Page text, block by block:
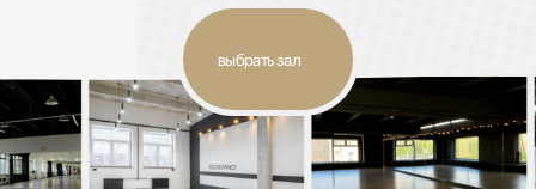
выбрать зал